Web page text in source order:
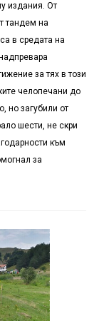
издания. От
тандем на
в средата на
за тях в този
челопечани до
но загубили от
шести, не скри
към
за